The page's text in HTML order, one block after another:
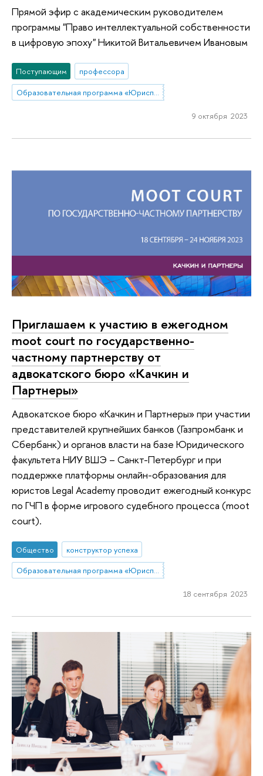
Прямой эфир с академическим руководителем
программы "Право интеллектуальной собственности
в цифровую эпоху" Никитой Витальевичем Ивановым
Поступающим
профессора
Образовательная программа «Юриспруденция»
9 октября 2023
Приглашаем к участию в ежегодном
moot court по государственно-
частному партнерству от
адвокатского бюро «Качкин и
Партнеры»
Адвокатское бюро «Качкин и Партнеры» при участии
представителей крупнейших банков (Газпромбанк и
Сбербанк) и органов власти на базе Юридического
факультета НИУ ВШЭ – Санкт-Петербург и при
поддержке платформы онлайн-образования для
юристов Legal Academy проводит ежегодный конкурс
по ГЧП в форме игрового судебного процесса (moot
court).
Общество
конструктор успеха
Образовательная программа «Юриспруденция»
18 сентября 2023